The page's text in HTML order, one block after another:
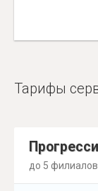
Тарифы
до 5